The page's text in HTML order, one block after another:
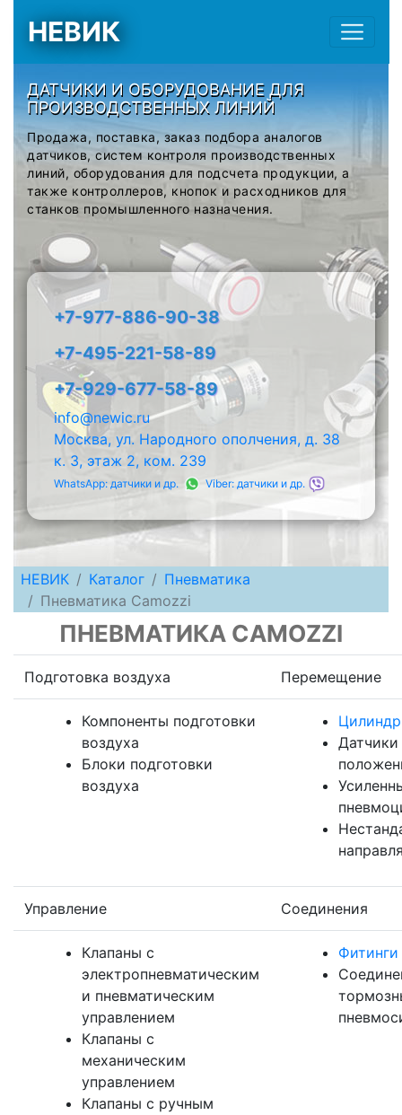
НЕВИК
ДАТЧИКИ И ОБОРУДОВАНИЕ ДЛЯ
ПРОИЗВОДСТВЕННЫХ ЛИНИЙ
Продажа, поставка, заказ подбора аналогов
датчиков, систем контроля производственных
линий, оборудования для подсчета продукции, а
также контроллеров, кнопок и расходников для
станков промышленного назначения.
+7-977-886-90-38
+7-495-221-58-89
+7-929-677-58-89
info@newic.ru
Москва, ул. Народного ополчения, д. 38
к. 3, этаж 2, ком. 239
WhatsApp: датчики и др. Viber: датчики и др.
НЕВИК Каталог
Пневматика
Пневматика Camozzi
ПНЕВМАТИКА CAMOZZI
Подготовка воздуха Перемещение
Компоненты подготовки
воздуха
Блоки подготовки
воздуха
Датчики
Управление Соединения
Клапаны с
электропневматическим
и пневматическим
управлением
Клапаны с
механическим
управлением
Клапаны с ручным
Фитинги